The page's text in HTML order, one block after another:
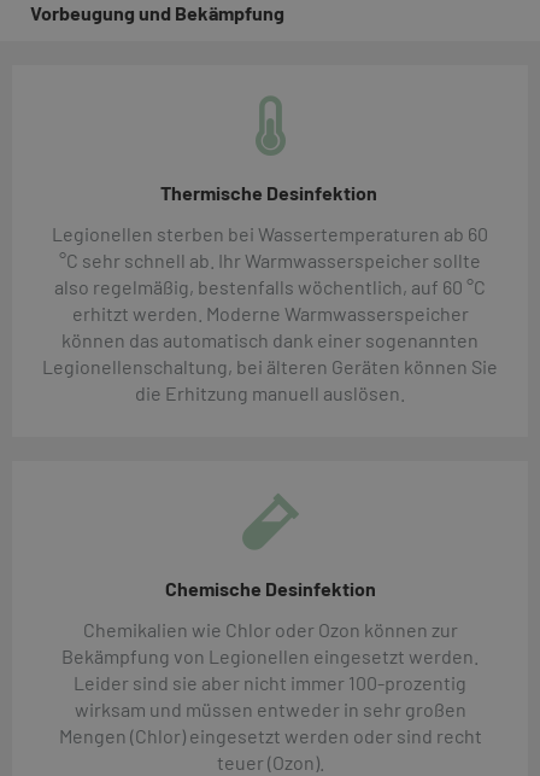
Vorbeugung und Bekämpfung
Thermische Desinfektion
Legionellen sterben bei Wassertemperaturen ab 60
°C sehr schnell ab. Ihr Warmwasserspeicher sollte
also regelmäßig, bestenfalls wöchentlich, auf 60 °C
erhitzt werden. Moderne Warmwasserspeicher
können das automatisch dank einer sogenannten
Legionellenschaltung, bei älteren Geräten können Sie
die Erhitzung manuell auslösen.
Chemische Desinfektion
Chemikalien wie Chlor oder Ozon können zur
Bekämpfung von Legionellen eingesetzt werden.
Leider sind sie aber nicht immer 100-prozentig
wirksam und müssen entweder in sehr großen
Mengen (Chlor) eingesetzt werden oder sind recht
teuer (Ozon).